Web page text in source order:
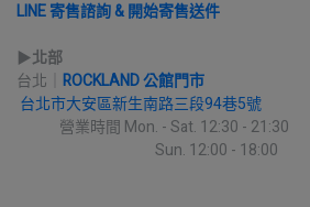
LINE 寄售諮詢 & 開始寄售送件
▶︎北部
台北｜ ROCKLAND 公館門市
台北市大安區新生南路三段94巷5號
營業時間 Mon. - Sat. 12:30 - 21:30
Sun. 12:00 - 18:00